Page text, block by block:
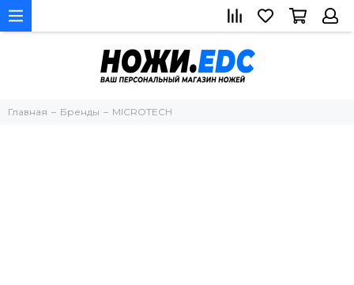
Главная Бренды MICROTECH